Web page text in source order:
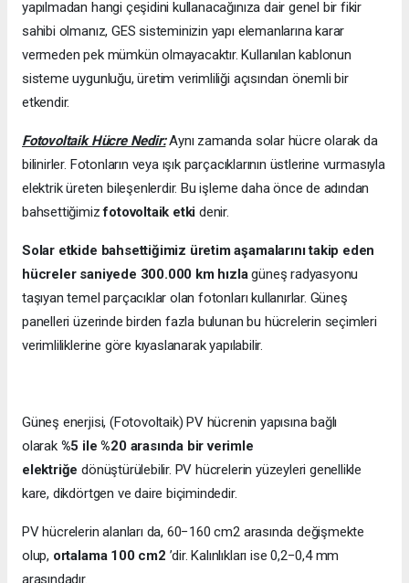
yapılmadan hangi çeşidini kullanacağınıza dair genel bir fikir
sahibi olmanız, GES sisteminizin yapı elemanlarına karar
vermeden pek mümkün olmayacaktır. Kullanılan kablonun
sisteme uygunluğu, üretim verimliliği açısından önemli bir
etkendir.
Fotovoltaik Hücre Nedir:Aynı zamanda solar hücre olarak da
bilinirler. Fotonların veya ışık parçacıklarının üstlerine vurmasıyla
elektrik üreten bileşenlerdir. Bu işleme daha önce de adından
bahsettiğimizfotovoltaik etkidenir.
Solar etkide bahsettiğimiz üretim aşamalarını takip eden
hücreler saniyede 300.000 km hızlagüneş radyasyonu
taşıyan temel parçacıklar olan fotonları kullanırlar. Güneş
panelleri üzerinde birden fazla bulunan bu hücrelerin seçimleri
verimliliklerine göre kıyaslanarak yapılabilir.
Güneş enerjisi, (Fotovoltaik) PV hücrenin yapısına bağlı
olarak %5 ile %20 arasında bir verimle
elektriğedönüştürülebilir. PV hücrelerin yüzeyleri genellikle
kare, dikdörtgen ve daire biçimindedir.
PV hücrelerin alanları da, 60−160 cm2 arasında değişmekte
olup, ortalama 100 cm2 ’dir. Kalınlıkları ise 0,2−0,4 mm
arasındadır.